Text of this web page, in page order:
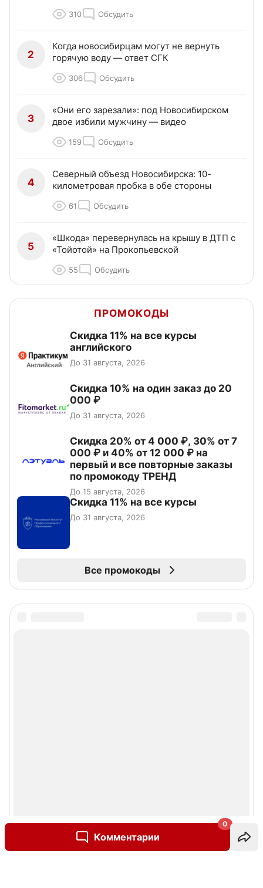
Комментарии
0
310 Обсудить
2
Когда новосибирцам могут не вернуть
горячую воду — ответ СГК
306 Обсудить
3
«Они его зарезали»: под Новосибирском
двое избили мужчину — видео
159 Обсудить
4
Северный объезд Новосибирска: 10-
километровая пробка в обе стороны
61 Обсудить
5
«Шкода» перевернулась на крышу в ДТП с
«Тойотой» на Прокопьевской
55 Обсудить
ПРОМОКОДЫ
Скидка 11% на все курсы
английского
До 31 августа, 2026
Скидка 10% на один заказ до 20
000 ₽
До 31 августа, 2026
Скидка 20% от 4 000 ₽, 30% от 7
000 ₽ и 40% от 12 000 ₽ на
первый и все повторные заказы
по промокоду ТРЕНД
До 15 августа, 2026
Скидка 11% на все курсы
До 31 августа, 2026
Все промокоды